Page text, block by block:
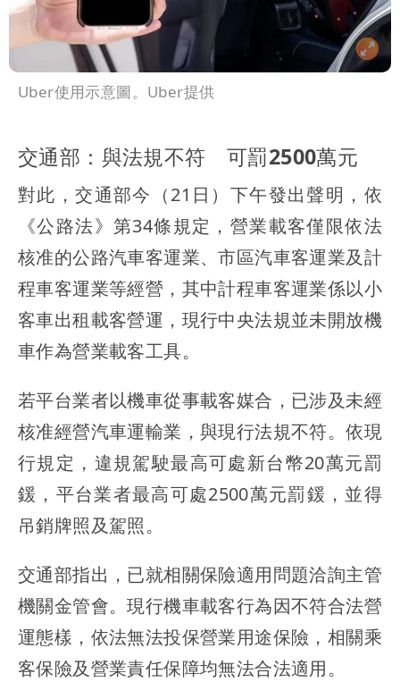
Uber使用示意圖。Uber提供
交通部：與法規不符 可罰2500萬元
對此，交通部今（21日）下午發出聲明，依
《公路法》第34條規定，營業載客僅限依法
核准的公路汽車客運業、市區汽車客運業及計
程車客運業等經營，其中計程車客運業係以小
客車出租載客營運，現行中央法規並未開放機
車作為營業載客工具。
若平台業者以機車從事載客媒合，已涉及未經
核准經營汽車運輸業，與現行法規不符。依現
行規定，違規駕駛最高可處新台幣20萬元罰
鍰，平台業者最高可處2500萬元罰鍰，並得
吊銷牌照及駕照。
交通部指出，已就相關保險適用問題洽詢主管
機關金管會。現行機車載客行為因不符合法營
運態樣，依法無法投保營業用途保險，相關乘
客保險及營業責任保障均無法合法適用。